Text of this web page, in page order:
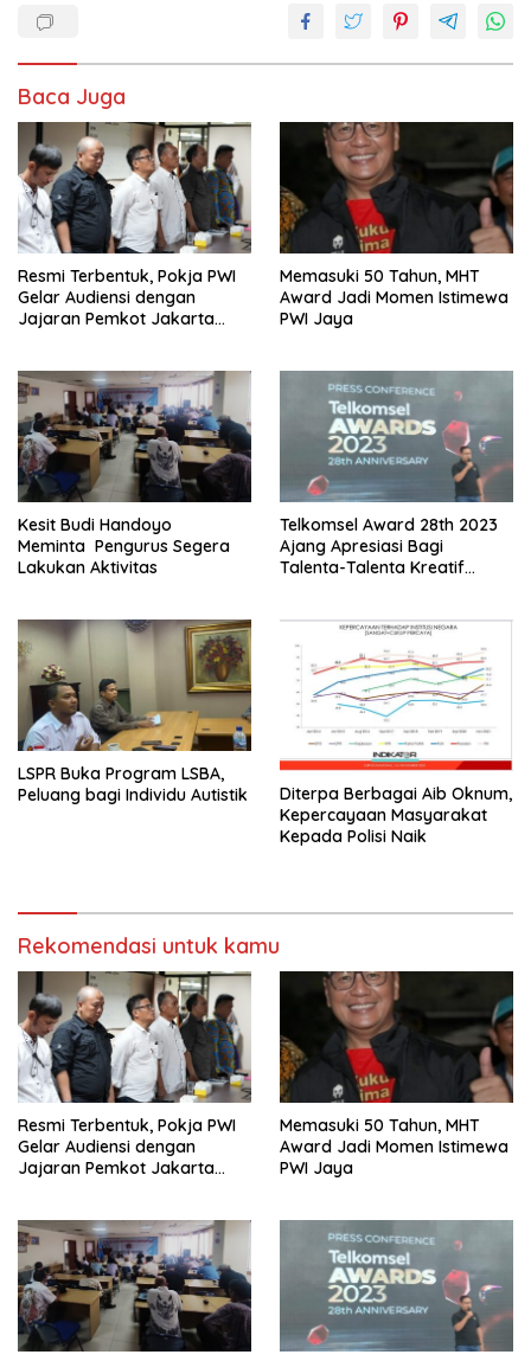
Baca Juga
Resmi Terbentuk, Pokja PWI
Gelar Audiensi dengan
Jajaran Pemkot Jakarta
Memasuki 50 Tahun, MHT
Award Jadi Momen Istimewa
PWI Jaya
Kesit Budi Handoyo
Meminta Pengurus Segera
Lakukan Aktivitas
Telkomsel Award 28th 2023
Ajang Apresiasi Bagi
Talenta-Talenta Kreatif
LSPR Buka Program LSBA,
Peluang bagi Individu Autistik
Diterpa Berbagai Aib Oknum,
Kepercayaan Masyarakat
Kepada Polisi Naik
Rekomendasi untuk kamu
Resmi Terbentuk, Pokja PWI
Gelar Audiensi dengan
Jajaran Pemkot Jakarta
Memasuki 50 Tahun, MHT
Award Jadi Momen Istimewa
PWI Jaya